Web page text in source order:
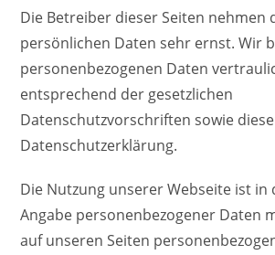
Die Betreiber dieser Seiten nehmen
persönlichen Daten sehr ernst. Wir
personenbezogenen Daten
entsprechend der gesetzlichen
Datenschutzvorschriften sowie
Datenschutzerklärung.
Die Nutzung unserer Webseite ist in
Angabe personenbezogener Daten
auf unseren Seiten